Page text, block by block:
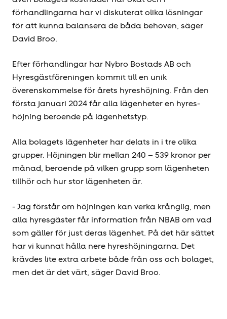
förhandlingarna har vi diskuterat olika lösningar
för att kunna balansera de båda behoven, säger
David Broo.
Efter förhandlingar har Nybro Bostads AB och
Hyresgäst­föreningen kommit till en unik
överenskommelse för årets hyres­höjning. Från den
första januari 2024 får alla lägenheter en hyres­
höjning beroende på lägenhetstyp.
Alla bolagets lägenheter har delats in i tre olika
grupper. Höjningen blir mellan 240 – 539 kronor per
månad, beroende på vilken grupp som lägenheten
tillhör och hur stor lägenheten är.
- Jag förstår om höjningen kan verka krånglig, men
alla hyresgäster får information från NBAB om vad
som gäller för just deras lägenhet. På det här sättet
har vi kunnat hålla nere hyres­höjningarna. Det
krävdes lite extra arbete både från oss och bolaget,
men det är det värt, säger David Broo.